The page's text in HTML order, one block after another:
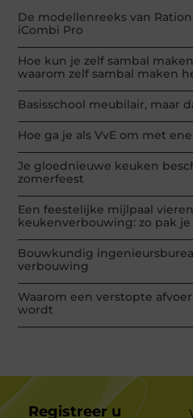
De modellenreeks van
iCombi Pro
Hoe kun je zelf sambal
waarom zelf sambal maken
Basisschool meubilair, maar
Hoe ga je als VvE om met
Je gloednieuwe keuken
zomerfeest
Een feestelijke mijlpaal
keukenverbouwing: zo pak je
Bouwkundig
verbouwing
Waarom een verstopte
wordt
Registreer u